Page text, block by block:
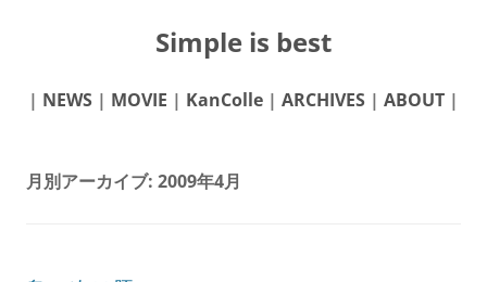
Simple is best
| NEWS | MOVIE | KanColle | ARCHIVES | ABOUT |
月別アーカイブ: 2009年4月